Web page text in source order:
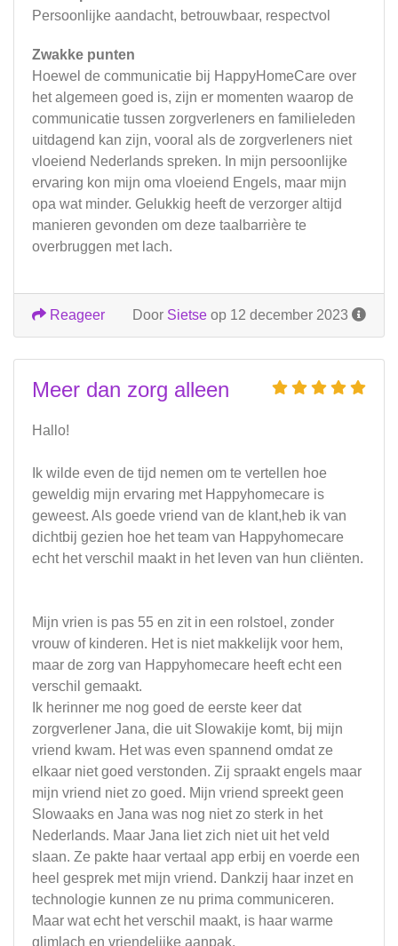
Persoonlijke aandacht, betrouwbaar, respectvol
Zwakke punten
Hoewel de communicatie bij HappyHomeCare over
het algemeen goed is, zijn er momenten waarop de
communicatie tussen zorgverleners en familieleden
uitdagend kan zijn, vooral als de zorgverleners niet
vloeiend Nederlands spreken. In mijn persoonlijke
ervaring kon mijn oma vloeiend Engels, maar mijn
opa wat minder. Gelukkig heeft de verzorger altijd
manieren gevonden om deze taalbarrière te
overbruggen met lach.
Door Sietse op 12 december 2023
Reageer
Meer dan zorg alleen
Hallo!
Ik wilde even de tijd nemen om te vertellen hoe
geweldig mijn ervaring met Happyhomecare is
geweest. Als goede vriend van de klant,heb ik van
dichtbij gezien hoe het team van Happyhomecare
echt het verschil maakt in het leven van hun cliënten.
Mijn vrien is pas 55 en zit in een rolstoel, zonder
vrouw of kinderen. Het is niet makkelijk voor hem,
maar de zorg van Happyhomecare heeft echt een
verschil gemaakt.
Ik herinner me nog goed de eerste keer dat
zorgverlener Jana, die uit Slowakije komt, bij mijn
vriend kwam. Het was even spannend omdat ze
elkaar niet goed verstonden. Zij spraakt engels maar
mijn vriend niet zo goed. Mijn vriend spreekt geen
Slowaaks en Jana was nog niet zo sterk in het
Nederlands. Maar Jana liet zich niet uit het veld
slaan. Ze pakte haar vertaal app erbij en voerde een
heel gesprek met mijn vriend. Dankzij haar inzet en
technologie kunnen ze nu prima communiceren.
Maar wat echt het verschil maakt, is haar warme
glimlach en vriendelijke aanpak.